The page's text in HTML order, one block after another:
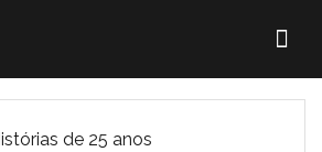
LIVROS COMEMORATIVOS